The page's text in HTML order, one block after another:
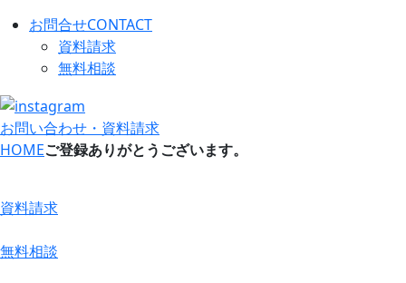
お問合せCONTACT
資料請求
無料相談
お問い合わせ・資料請求
HOMEご登録ありがとうございます。
資料請求
無料相談